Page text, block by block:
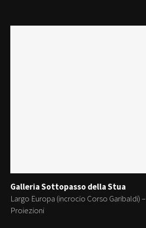
Galleria Sottopasso della Stua
Largo Europa (incrocio Corso Garibaldi)
Proiezioni